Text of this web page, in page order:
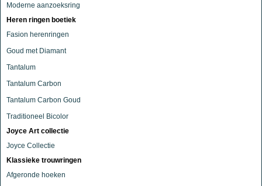
Moderne aanzoeksring
Heren ringen boetiek
Fasion herenringen
Goud met Diamant
Tantalum
Tantalum Carbon
Tantalum Carbon Goud
Traditioneel Bicolor
Joyce Art collectie
Joyce Collectie
Klassieke trouwringen
Afgeronde hoeken